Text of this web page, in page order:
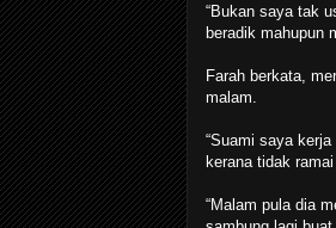
“Bukan saya tak
beradik mahupun
Farah berkata,
malam.
“Suami saya
kerana tidak ramai
“Malam pula dia